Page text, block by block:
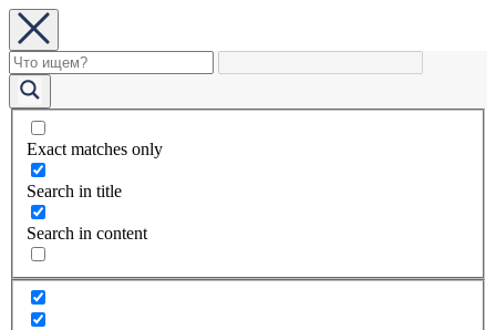
Exact matches only
Search in title
Search in content